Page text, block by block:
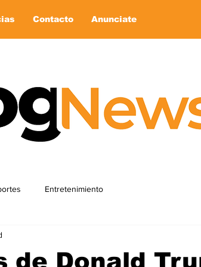
Contacto Anunciate
Entretenimiento
de Donald